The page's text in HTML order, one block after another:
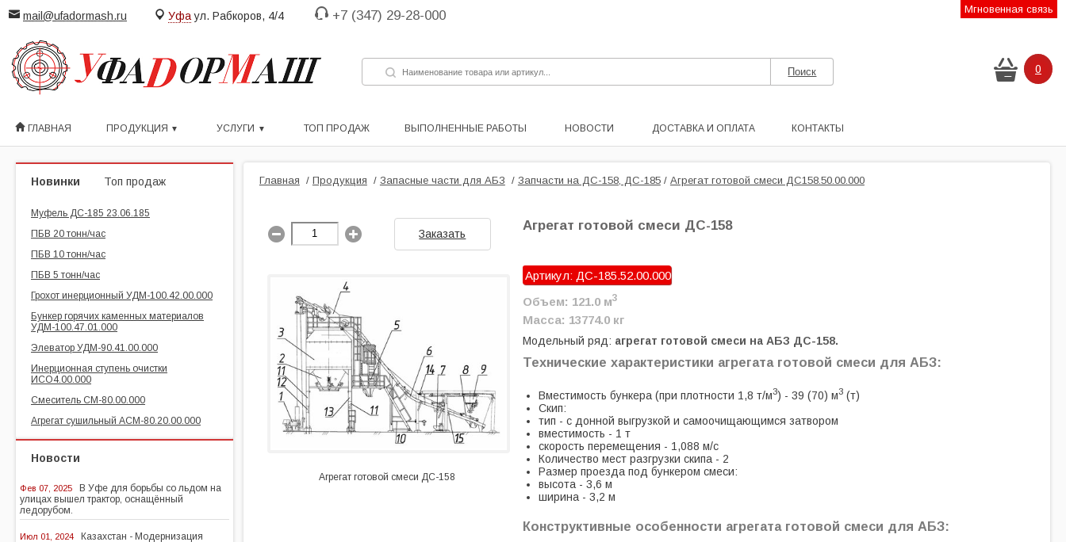
mail@ufadormash.ru Уфа ул. Рабкоров, 4/4 +7 (347) 29-28-000 Мгновенная связь
0
ГЛАВНАЯ ПРОДУКЦИЯ УСЛУГИ ТОП ПРОДАЖ ВЫПОЛНЕННЫЕ РАБОТЫ НОВОСТИ ДОСТАВКА И ОПЛАТА КОНТАКТЫ
Новинки Топ продаж
Муфель ДС-185 23.06.185
ПБВ 20 тонн/час
ПБВ 10 тонн/час
ПБВ 5 тонн/час
Грохот инерционный УДМ-100.42.00.000
Бункер горячих каменных материалов
УДМ-100.47.01.000
Элеватор УДМ-90.41.00.000
Инерционная ступень очистки
ИСО4.00.000
Смеситель СМ-80.00.000
Агрегат сушильный АСМ-80.20.00.000
Новости
Фев 07, 2025
В Уфе для борьбы со льдом на
улицах вышел трактор, оснащённый
ледорубом.
Июл 01, 2024
Казахстан - Модернизация
Главная / Продукция / Запасные части для АБЗ / Запчасти на ДС-158, ДС-185/ Агрегат готовой смеси ДС158.50.00.000
Заказать
Агрегат готовой смеси ДС-158
Агрегат готовой смеси ДС-158
Артикул: ДС-185.52.00.000
Объем: 121.0 м3
Масса: 13774.0 кг
Модельный ряд: агрегат готовой смеси на АБЗ ДС-158.
Технические характеристики агрегата готовой смеси для АБЗ:
Вместимость бункера (при плотности 1,8 т/м3) - 39 (70) м3 (т)
Скип:
тип - с донной выгрузкой и самоочищающимся затвором
вместимость - 1 т
скорость перемещения - 1,088 м/с
Количество мест разгрузки скипа - 2
Размер проезда под бункером смеси:
высота - 3,6 м
ширина - 3,2 м
Конструктивные особенности агрегата готовой смеси для АБЗ: